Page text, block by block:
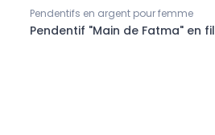
Pendentifs en argent pour femme
Pendentif "Main de Fatma" en